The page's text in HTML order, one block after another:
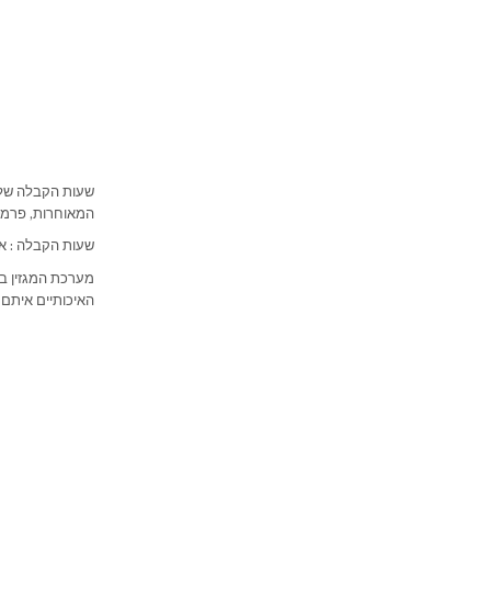
שעות הקבלה של
המאוחרות,
שעות הקבלה : א-ה 09:00-20:00, יום ו'
מערכת המגזין
האיכותיים